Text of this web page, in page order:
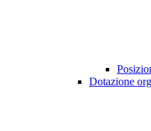
Dotazione